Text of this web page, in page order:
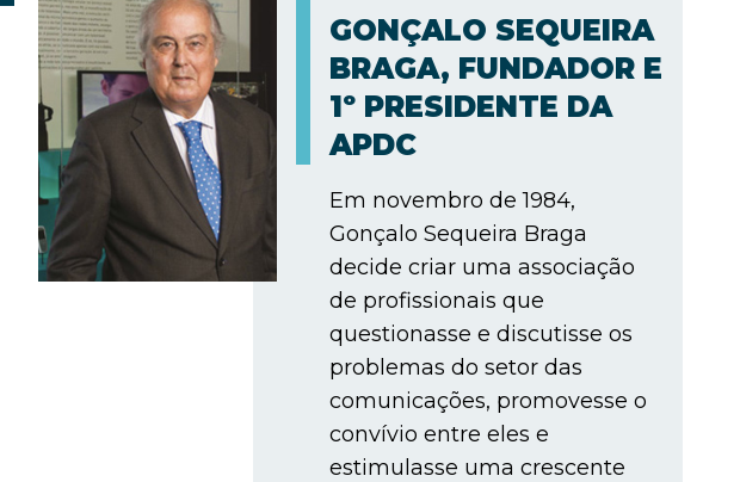
GONÇALO SEQUEIRA
BRAGA, FUNDADOR E
1º PRESIDENTE DA
APDC
Em novembro de 1984,
Gonçalo Sequeira Braga
decide criar uma associação
de profissionais que
questionasse e discutisse os
problemas do setor das
comunicações, promovesse o
convívio entre eles e
estimulasse uma crescente